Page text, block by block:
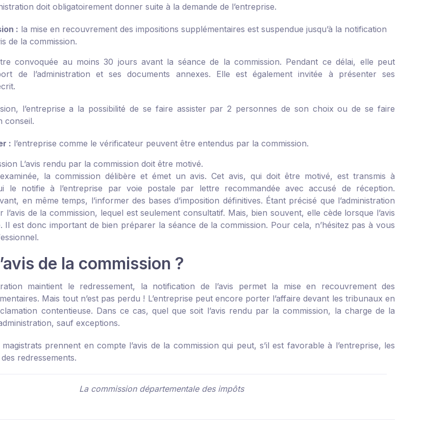
doit obligatoirement donner suite à la demande de l’entreprise.
: la mise en recouvrement des impositions supplémentaires est suspendue jusqu’à la notification
de la commission.
convoquée au moins 30 jours avant la séance de la commission. Pendant ce délai, elle peut
de l’administration et ses documents annexes. Elle est également invitée à présenter ses
l’entreprise a la possibilité de se faire assister par 2 personnes de son choix ou de se faire
conseil.
: l’entreprise comme le vérificateur peuvent être entendus par la commission.
L’avis rendu par la commission doit être motivé.
la commission délibère et émet un avis. Cet avis, qui doit être motivé, est transmis à
le notifie à l’entreprise par voie postale par lettre recommandée avec accusé de réception.
en même temps, l’informer des bases d’imposition définitives. Étant précisé que l’administration
l’avis de la commission, lequel est seulement consultatif. Mais, bien souvent, elle cède lorsque l’avis
Il est donc important de bien préparer la séance de la commission. Pour cela, n’hésitez pas à vous
de la commission ?
maintient le redressement, la notification de l’avis permet la mise en recouvrement des
Mais tout n’est pas perdu ! L’entreprise peut encore porter l’affaire devant les tribunaux en
contentieuse. Dans ce cas, quel que soit l’avis rendu par la commission, la charge de la
sauf exceptions.
prennent en compte l’avis de la commission qui peut, s’il est favorable à l’entreprise, les
redressements.
La commission départementale des impôts